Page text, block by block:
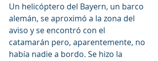
Un helicóptero del Bayern, un barco
alemán, se aproximó a la zona del
aviso y se encontró con el
catamarán pero, aparentemente, no
había nadie a bordo. Se hizo la